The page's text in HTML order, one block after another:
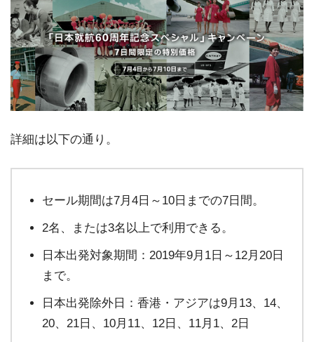
詳細は以下の通り。
セール期間は7月4日～10日までの7日間。
2名、または3名以上で利用できる。
日本出発対象期間：2019年9月1日～12月20日
まで。
日本出発除外日：香港・アジアは9月13、14、
20、21日、10月11、12日、11月1、2日